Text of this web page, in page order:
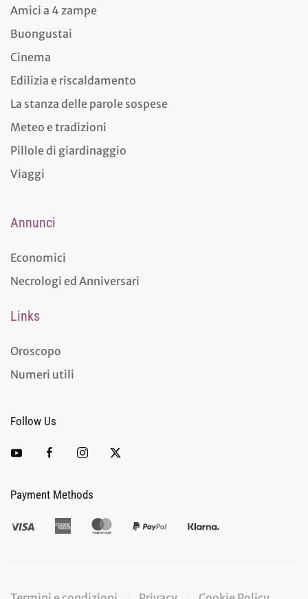
Amici a 4 zampe
Buongustai
Cinema
Edilizia e riscaldamento
La stanza delle parole sospese
Meteo e tradizioni
Pillole di giardinaggio
Viaggi
Annunci
Economici
Necrologi ed Anniversari
Links
Oroscopo
Numeri utili
Follow Us
Payment Methods